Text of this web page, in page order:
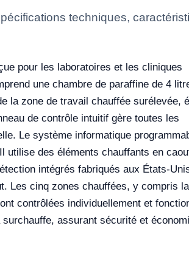
techniques,
pour les laboratoires et les cliniques
une chambre de paraffine de 4
la zone de travail chauffée surélevée,
de contrôle intuitif gère toutes les
Le système informatique
utilise des éléments chauffants en
intégrés fabriqués aux États-
Les cinq zones chauffées, y compris la
contrôlées individuellement et
assurant sécurité et